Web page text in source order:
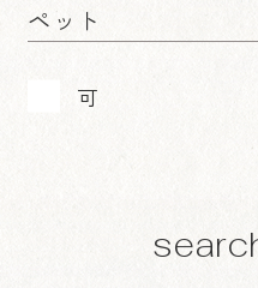
ペット
可